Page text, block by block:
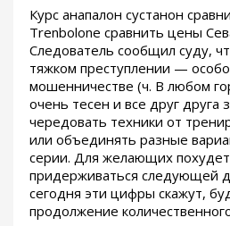
Курс анапалон сустанон
Trenbolone сравнить цены
Следователь сообщил суду,
тяжком преступлении —
мошенничестве (ч. В любом
очень тесен и все друг друга
чередовать техники от
или объединять разные
серии. Для желающих
придерживаться следующей
сегодня эти цифры скажут,
продолжение